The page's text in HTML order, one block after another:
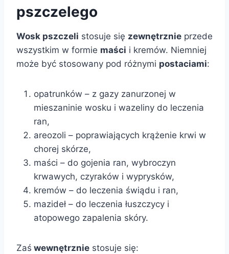
pszczelego
Wosk pszczeli stosuje się zewnętrznie przede
wszystkim w formie maści i kremów. Niemniej
może być stosowany pod różnymi postaciami:
opatrunków – z gazy zanurzonej w
mieszaninie wosku i wazeliny do leczenia
ran,
areozoli – poprawiających krążenie krwi w
chorej skórze,
maści – do gojenia ran, wybroczyn
krwawych, czyraków i wyprysków,
kremów – do leczenia świądu i ran,
mazideł – do leczenia łuszczycy i
atopowego zapalenia skóry.
Zaś wewnętrznie stosuje się: